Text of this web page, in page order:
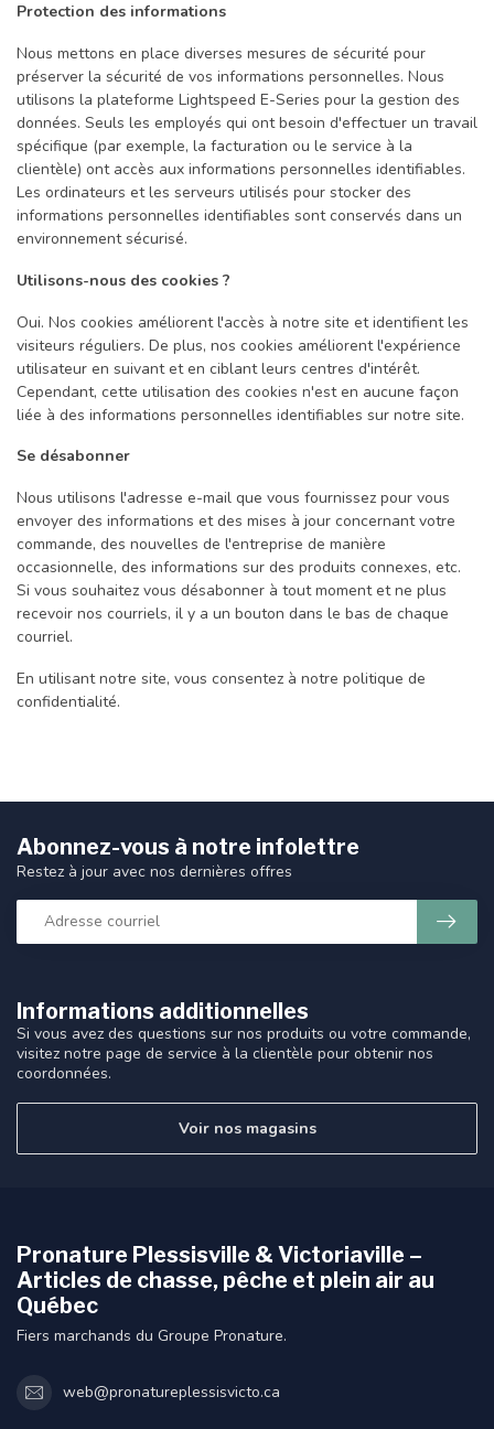
Protection des informations
Nous mettons en place diverses mesures de sécurité pour
préserver la sécurité de vos informations personnelles. Nous
utilisons la plateforme Lightspeed E-Series pour la gestion des
données. Seuls les employés qui ont besoin d'effectuer un travail
spécifique (par exemple, la facturation ou le service à la
clientèle) ont accès aux informations personnelles identifiables.
Les ordinateurs et les serveurs utilisés pour stocker des
informations personnelles identifiables sont conservés dans un
environnement sécurisé.
Utilisons-nous des cookies ?
Oui. Nos cookies améliorent l'accès à notre site et identifient les
visiteurs réguliers. De plus, nos cookies améliorent l'expérience
utilisateur en suivant et en ciblant leurs centres d'intérêt.
Cependant, cette utilisation des cookies n'est en aucune façon
liée à des informations personnelles identifiables sur notre site.
Se désabonner
Nous utilisons l'adresse e-mail que vous fournissez pour vous
envoyer des informations et des mises à jour concernant votre
commande, des nouvelles de l'entreprise de manière
occasionnelle, des informations sur des produits connexes, etc.
Si vous souhaitez vous désabonner à tout moment et ne plus
recevoir nos courriels, il y a un bouton dans le bas de chaque
courriel.
En utilisant notre site, vous consentez à notre politique de
confidentialité.
Informations additionnelles
Si vous avez des questions sur nos produits ou votre commande,
visitez notre page de service à la clientèle pour obtenir nos
coordonnées.
Voir nos magasins
Abonnez-vous à notre infolettre
Restez à jour avec nos dernières offres
Pronature Plessisville & Victoriaville –
Articles de chasse, pêche et plein air au
Québec
Fiers marchands du Groupe Pronature.
web@pronatureplessisvicto.ca